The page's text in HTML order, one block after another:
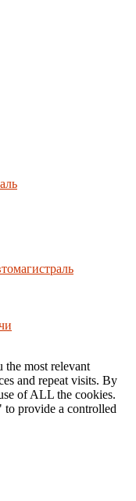
the most relevant
and repeat visits. By
of ALL the cookies.
provide a controlled